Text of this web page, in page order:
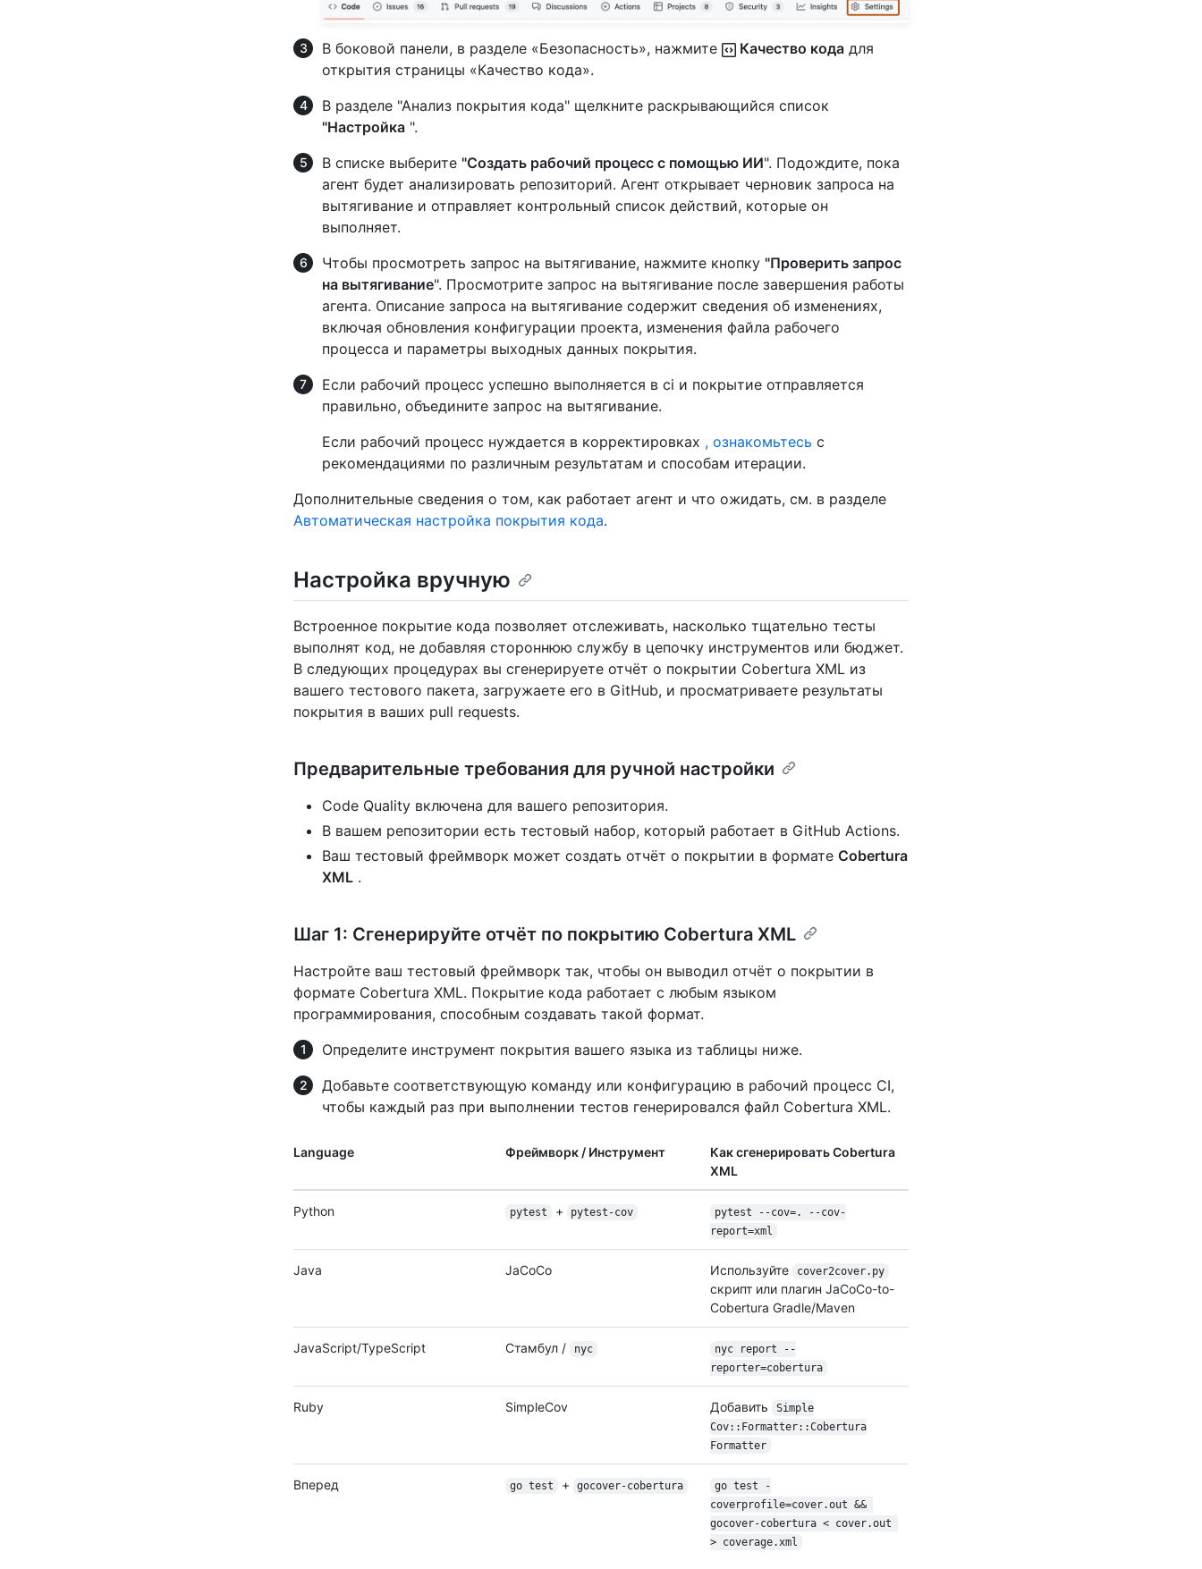
В боковой панели, в разделе «Безопасность», нажмите Качество кода для
открытия страницы «Качество кода».
В разделе "Анализ покрытия кода" щелкните раскрывающийся список
"Настройка ".
В списке выберите "Создать рабочий процесс с помощью ИИ". Подождите, пока
агент будет анализировать репозиторий. Агент открывает черновик запроса на
вытягивание и отправляет контрольный список действий, которые он
выполняет.
Чтобы просмотреть запрос на вытягивание, нажмите кнопку "Проверить запрос
на вытягивание". Просмотрите запрос на вытягивание после завершения работы
агента. Описание запроса на вытягивание содержит сведения об изменениях,
включая обновления конфигурации проекта, изменения файла рабочего
процесса и параметры выходных данных покрытия.
Если рабочий процесс успешно выполняется в ci и покрытие отправляется
правильно, объедините запрос на вытягивание.
Если рабочий процесс нуждается в корректировках , ознакомьтесь с
рекомендациями по различным результатам и способам итерации.
Дополнительные сведения о том, как работает агент и что ожидать, см. в разделе
Автоматическая настройка покрытия кода.
Настройка вручную
Встроенное покрытие кода позволяет отслеживать, насколько тщательно тесты
выполнят код, не добавляя стороннюю службу в цепочку инструментов или бюджет.
В следующих процедурах вы сгенерируете отчёт о покрытии Cobertura XML из
вашего тестового пакета, загружаете его в GitHub, и просматриваете результаты
покрытия в ваших pull requests.
Предварительные требования для ручной настройки
Code Quality включена для вашего репозитория.
В вашем репозитории есть тестовый набор, который работает в GitHub Actions.
Ваш тестовый фреймворк может создать отчёт о покрытии в формате Cobertura
XML .
Шаг 1: Сгенерируйте отчёт по покрытию Cobertura XML
Настройте ваш тестовый фреймворк так, чтобы он выводил отчёт о покрытии в
формате Cobertura XML. Покрытие кода работает с любым языком
программирования, способным создавать такой формат.
Определите инструмент покрытия вашего языка из таблицы ниже.
Добавьте соответствующую команду или конфигурацию в рабочий процесс CI,
чтобы каждый раз при выполнении тестов генерировался файл Cobertura XML.
Language Фреймворк / Инструмент
Как сгенерировать Cobertura
XML
Python pytest + pytest-cov
pytest --cov=. --cov-
report=xml
Java JaCoCo Используйте cover2cover.py
скрипт или плагин JaCoCo-to-
Cobertura Gradle/Maven
JavaScript/TypeScript Стамбул / nyc
nyc report --
reporter=cobertura
Ruby SimpleCov Добавить
Simple
Cov::Formatter::Cobertura
Formatter
Вперед go test + gocover-cobertura
go test -
coverprofile=cover.out &&
gocover-cobertura < cover.out
> coverage.xml